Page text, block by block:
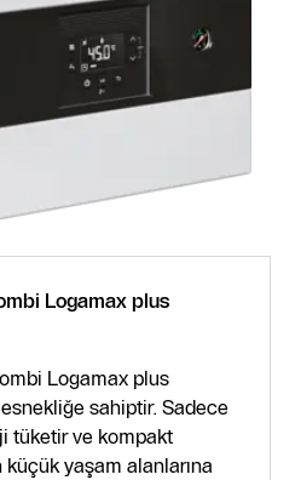
Logamax plus
Logamax plus
sahiptir. Sadece
tüketir ve kompakt
yaşam alanlarına